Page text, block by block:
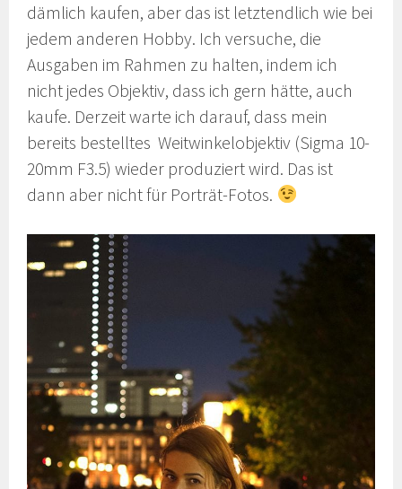
dämlich kaufen, aber das ist letztendlich wie bei
jedem anderen Hobby. Ich versuche, die
Ausgaben im Rahmen zu halten, indem ich
nicht jedes Objektiv, dass ich gern hätte, auch
kaufe. Derzeit warte ich darauf, dass mein
bereits bestelltes Weitwinkelobjektiv (Sigma 10-
20mm F3.5) wieder produziert wird. Das ist
dann aber nicht für Porträt-Fotos.